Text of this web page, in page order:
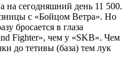
на сегодняшний день 11 500.
с «Бойцом Ветра». Но
бросается в глаза
Fighter», чем у «SKB». Чем
до тетивы (база) тем лук